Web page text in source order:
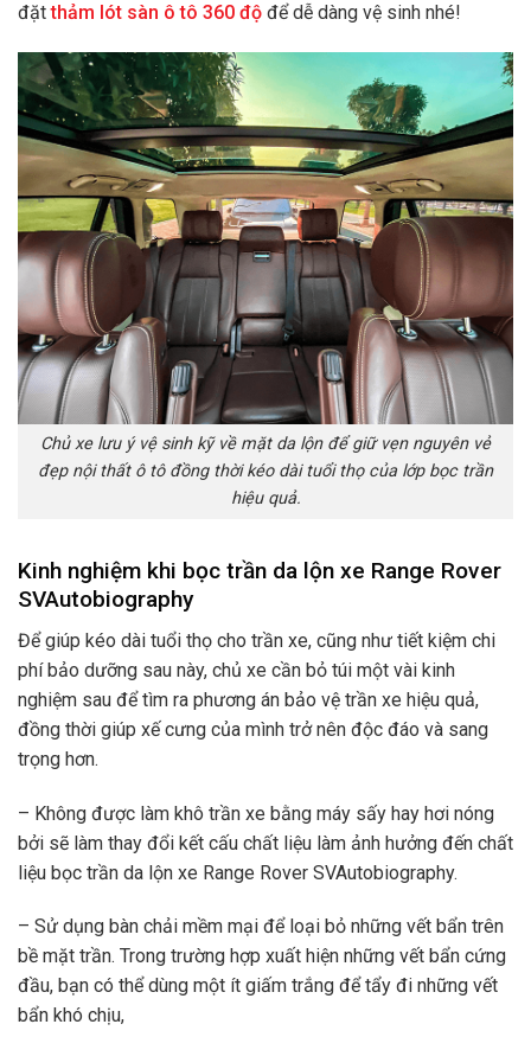
đặtthảm lót sàn ô tô 360 độ để dễ dàng vệ sinh nhé!
Chủ xe lưu ý vệ sinh kỹ về mặt da lộn để giữ vẹn nguyên vẻ
đẹp nội thất ô tô đồng thời kéo dài tuổi thọ của lớp bọc trần
hiệu quả.
Kinh nghiệm khi bọc trần da lộn xe Range Rover
SVAutobiography
Để giúp kéo dài tuổi thọ cho trần xe, cũng như tiết kiệm chi
phí bảo dưỡng sau này, chủ xe cần bỏ túi một vài kinh
nghiệm sau để tìm ra phương án bảo vệ trần xe hiệu quả,
đồng thời giúp xế cưng của mình trở nên độc đáo và sang
trọng hơn.
– Không được làm khô trần xe bằng máy sấy hay hơi nóng
bởi sẽ làm thay đổi kết cấu chất liệu làm ảnh hưởng đến chất
liệu bọc trần da lộn xe Range Rover SVAutobiography.
– Sử dụng bàn chải mềm mại để loại bỏ những vết bẩn trên
bề mặt trần. Trong trường hợp xuất hiện những vết bẩn cứng
đầu, bạn có thể dùng một ít giấm trắng để tẩy đi những vết
bẩn khó chịu,